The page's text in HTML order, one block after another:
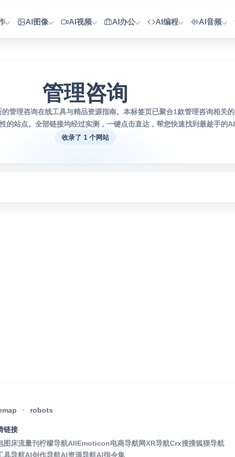
AI图像 AI视频 AI办公 AI编程 AI音频
管理咨询
管理咨询在线工具与精品资源指南。本标签页已聚合1款管理咨询相关
的站点。全部链接均经过实测，一键点击直达，帮您快速找到最趁手的AI
收录了 1 个网站
robots
链接
图床流量刊柠檬导航AllEmoticon电商导航网XR导航Crx搜搜狐狸导航
具导航AI创作导航AI资源导航AI指令集